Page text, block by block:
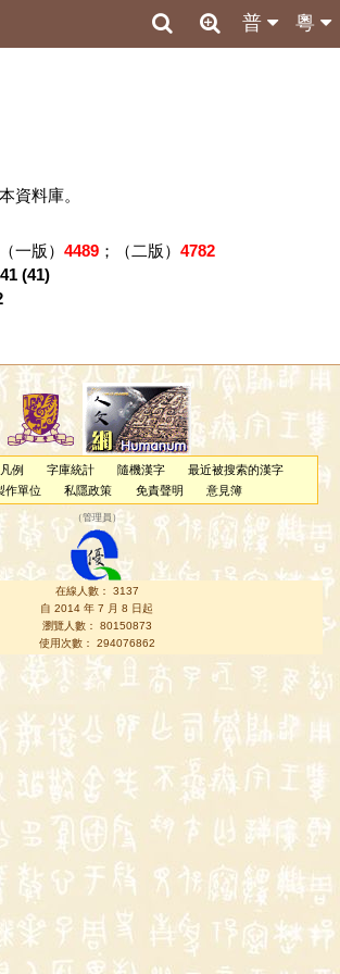
粵
普
資料庫。
一版） 4489；（二版） 4782
(41)
例 字庫統計 隨機漢字
最近被搜索的漢字
作單位 私隱政策 免責聲明 意見簿
（管理員 ）
在線人數： 3137
自 2014 年 7 月 8 日起
瀏覽人數： 80150873
使用次數： 294076862